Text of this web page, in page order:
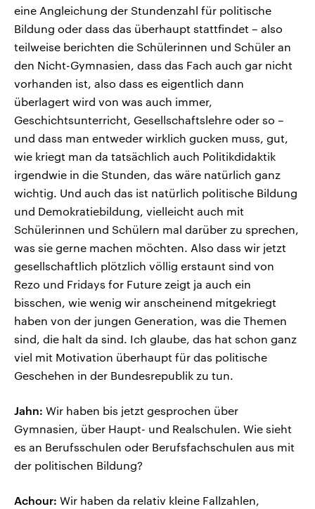
eine Angleichung der Stundenzahl für politische
Bildung oder dass das überhaupt stattfindet – also
teilweise berichten die Schülerinnen und Schüler an
den Nicht-Gymnasien, dass das Fach auch gar nicht
vorhanden ist, also dass es eigentlich dann
überlagert wird von was auch immer,
Geschichtsunterricht, Gesellschaftslehre oder so –
und dass man entweder wirklich gucken muss, gut,
wie kriegt man da tatsächlich auch Politikdidaktik
irgendwie in die Stunden, das wäre natürlich ganz
wichtig. Und auch das ist natürlich politische Bildung
und Demokratiebildung, vielleicht auch mit
Schülerinnen und Schülern mal darüber zu sprechen,
was sie gerne machen möchten. Also dass wir jetzt
gesellschaftlich plötzlich völlig erstaunt sind von
Rezo und Fridays for Future zeigt ja auch ein
bisschen, wie wenig wir anscheinend mitgekriegt
haben von der jungen Generation, was die Themen
sind, die halt da sind. Ich glaube, das hat schon ganz
viel mit Motivation überhaupt für das politische
Geschehen in der Bundesrepublik zu tun.
Jahn: Wir haben bis jetzt gesprochen über
Gymnasien, über Haupt- und Realschulen. Wie sieht
es an Berufsschulen oder Berufsfachschulen aus mit
der politischen Bildung?
Achour: Wir haben da relativ kleine Fallzahlen,